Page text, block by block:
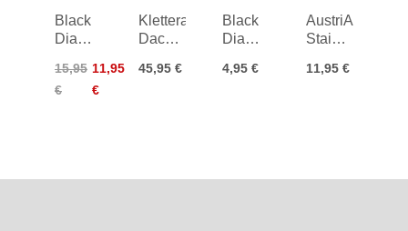
Black
Diamond
Stopper
11
15,95
€
11,95
€
Kletterarena
Dachstein
Süd
45,95 €
Black
Diamond
Protector
4,95 €
AustriAlpin
Stainless
Chain
11,95 €